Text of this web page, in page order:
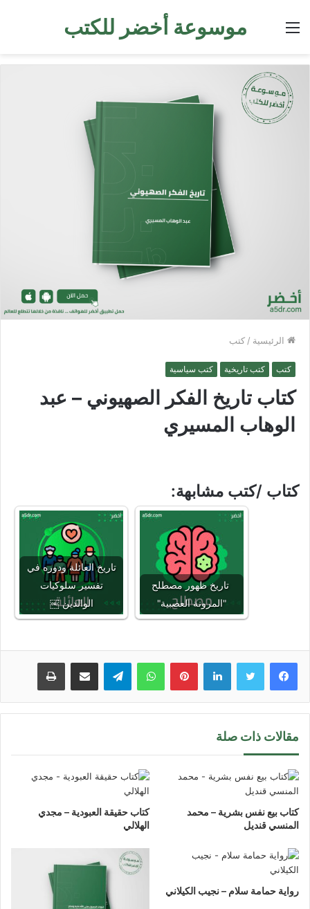
موسوعة أخضر للكتب القائمة
الرئيسية / كتب
كتب كتب تاريخية كتب سياسية
كتاب تاريخ الفكر الصهيوني – عبد
الوهاب المسيري
كتاب /كتب مشابهة:
تاريخ العائلة ودوره في
تفسير سلوكيات
الوالدين ￼
تاريخ ظهور مصطلح
"المرونة العصبية"
لينكدإن بينتيريستواتساب تيلقرام مشاركة عبر البريد طباعة
مقالات ذات صلة
كتاب بيع نفس بشرية – محمد
المنسي قنديل
كتاب حقيقة العبودية – مجدي
الهلالي
رواية حمامة سلام – نجيب الكيلاني